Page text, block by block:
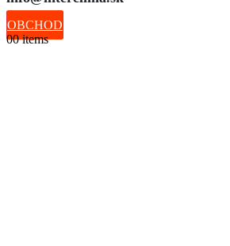
OBCHOD
00 items